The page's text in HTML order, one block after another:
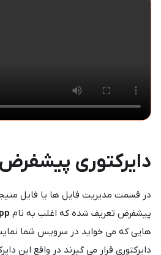
دایرکتوری پیشفرض
در قسمت مدیریت فایل ها یا فایل
پیشفرض تعریف شده که اغلب به نام
هایی که می خواید در سرویس شما
دایرکتوری قرار می گیرند در واقع این